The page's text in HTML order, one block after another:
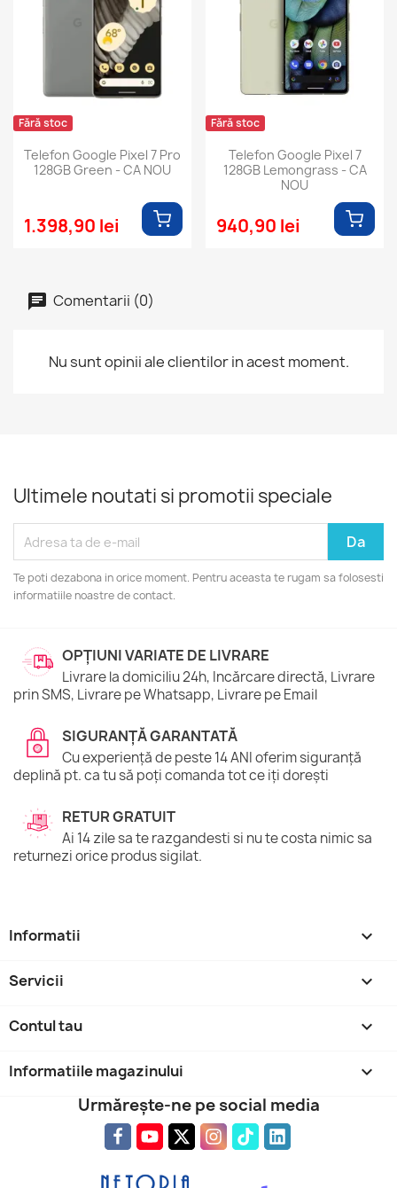
Fără stoc
Telefon Google Pixel 7 Pro
128GB Green - CA NOU
1.398,90 lei
Fără stoc
Telefon Google Pixel 7
128GB Lemongrass - CA
NOU
940,90 lei
Comentarii (0)
Nu sunt opinii ale clientilor in acest moment.
Ultimele noutati si promotii speciale
Te poti dezabona in orice moment. Pentru aceasta te rugam sa folosesti
informatiile noastre de contact.
OPȚIUNI VARIATE DE LIVRARE
Livrare la domiciliu 24h, Incărcare directă, Livrare
prin SMS, Livrare pe Whatsapp, Livrare pe Email
SIGURANȚĂ GARANTATĂ
Cu experiență de peste 14 ANI oferim siguranță
deplină pt. ca tu să poți comanda tot ce iți dorești
RETUR GRATUIT
Ai 14 zile sa te razgandesti si nu te costa nimic sa
returnezi orice produs sigilat.
Informatii 
Servicii 
Contul tau 
Informatiile magazinului keyboard_arrow_down
Urmărește-ne pe social media